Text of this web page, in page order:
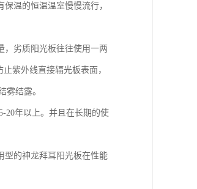
温的恒温温室慢慢流行，
，劣质阳光板往往使用一两
紫外线直接辐光板表面，
雾结露。
20年以上。并且在长期的使
型的神龙拜耳阳光板在性能